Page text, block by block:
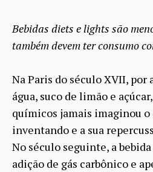
Bebidas diets e lights são
também devem ter consumo
Na Paris do século XVII, por
água, suco de limão e
químicos jamais imaginou o
inventando e a sua
No século seguinte, a
adição de gás carbônico e